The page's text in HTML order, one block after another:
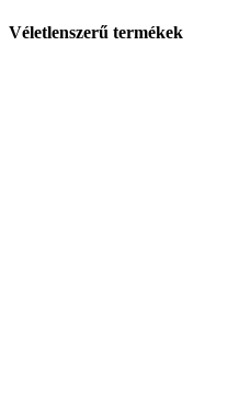
Véletlenszerű termékek